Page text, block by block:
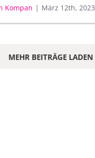
Kompan | März 12th, 2023
MEHR BEITRÄGE LADEN